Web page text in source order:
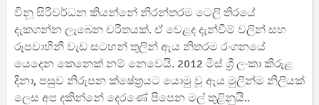
විනූ සිරිවර්ධන කියන්නේ නිරන්තරම ටෙලි තිරයේ
දැකගන්න ලැබෙන චරිතයක්. ඒ වෙළද දැන්වීම් වලින් සහ
රූපවාහිනී වැඩ සටහන් තුලින් ඇය නිතරම රංගනයේ
යෙදෙන කෙනෙක් නම් නෙවෙයි. 2012 මිස් ශ්‍රී ලංකා කිරුළ
දිනා, පසුව නිරුපන ක්ෂේත්‍රයට යොමු වූ ඇය මුලින්ම නිලියක්
ලෙස අප දකින්නේ දෙරණේ පිපෙන මල් තුළිනුයි..